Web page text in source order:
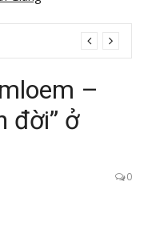
–
đời” ở
0